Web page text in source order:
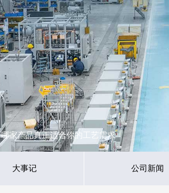
家产品真正适合你的工艺需求
大事记 公司新闻